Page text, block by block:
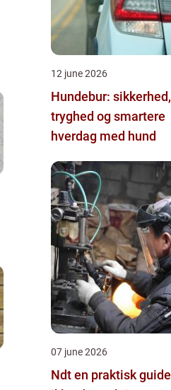
12 june 2026
Hundebur: sikkerhed,
tryghed og smartere
hverdag med hund
07 june 2026
Ndt en praktisk guide til